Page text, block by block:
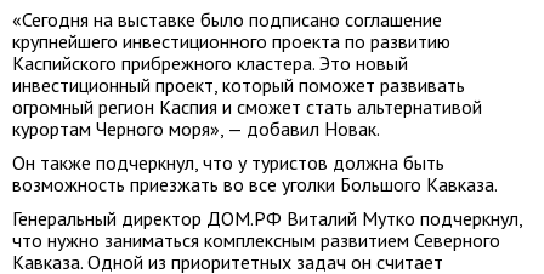
«Сегодня на выставке было подписано соглашение
крупнейшего инвестиционного проекта по развитию
Каспийского прибрежного кластера. Это новый
инвестиционный проект, который поможет развивать
огромный регион Каспия и сможет стать альтернативой
курортам Черного моря», — добавил Новак.
Он также подчеркнул, что у туристов должна быть
возможность приезжать во все уголки Большого Кавказа.
Генеральный директор ДОМ.РФ Виталий Мутко подчеркнул,
что нужно заниматься комплексным развитием Северного
Кавказа. Одной из приоритетных задач он считает